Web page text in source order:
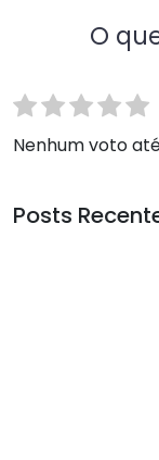
O
Nenhum voto
Posts